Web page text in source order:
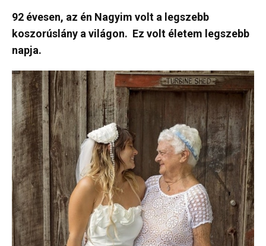
92 évesen, az én Nagyim volt a legszebb
koszorúslány a világon. Ez volt életem legszebb
napja.